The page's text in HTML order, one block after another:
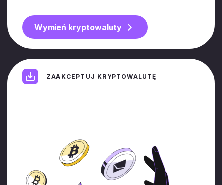
Wymień kryptowaluty
ZAAKCEPTUJ KRYPTOWALUTĘ